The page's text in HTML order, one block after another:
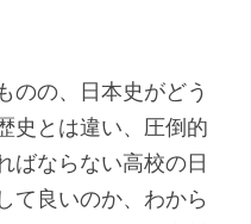
のの、日本史がどう
史とは違い、圧倒的
ばならない高校の日
て良いのか、わから